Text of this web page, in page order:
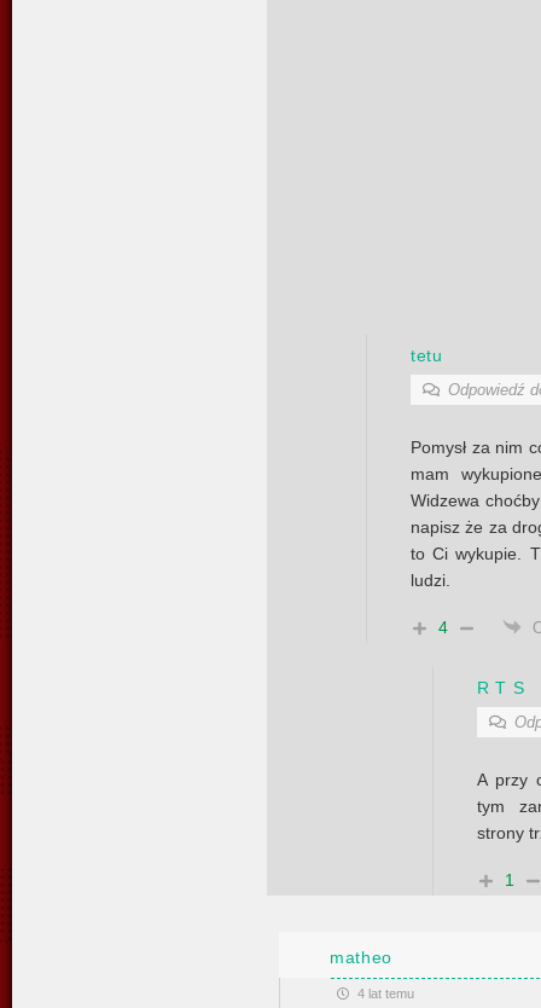
tetu
Odpowiedź
Pomysł za nim
mam
Widzewa
napisz że za
to Ci wykupie.
ludzi.
4
R T S
A przy
tym
strony
1
matheo
4 lat temu